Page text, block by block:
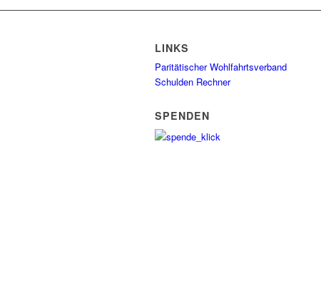
LINKS
Paritätischer Wohlfahrtsverband
Schulden Rechner
SPENDEN